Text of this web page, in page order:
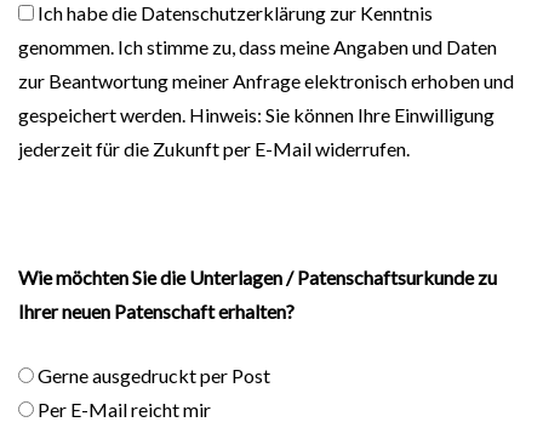
Ich habe die Datenschutzerklärung zur Kenntnis
genommen. Ich stimme zu, dass meine Angaben und Daten
zur Beantwortung meiner Anfrage elektronisch erhoben und
gespeichert werden. Hinweis: Sie können Ihre Einwilligung
jederzeit für die Zukunft per E-Mail widerrufen.
Wie möchten Sie die Unterlagen / Patenschaftsurkunde zu
Ihrer neuen Patenschaft erhalten?
Gerne ausgedruckt per Post
Per E-Mail reicht mir